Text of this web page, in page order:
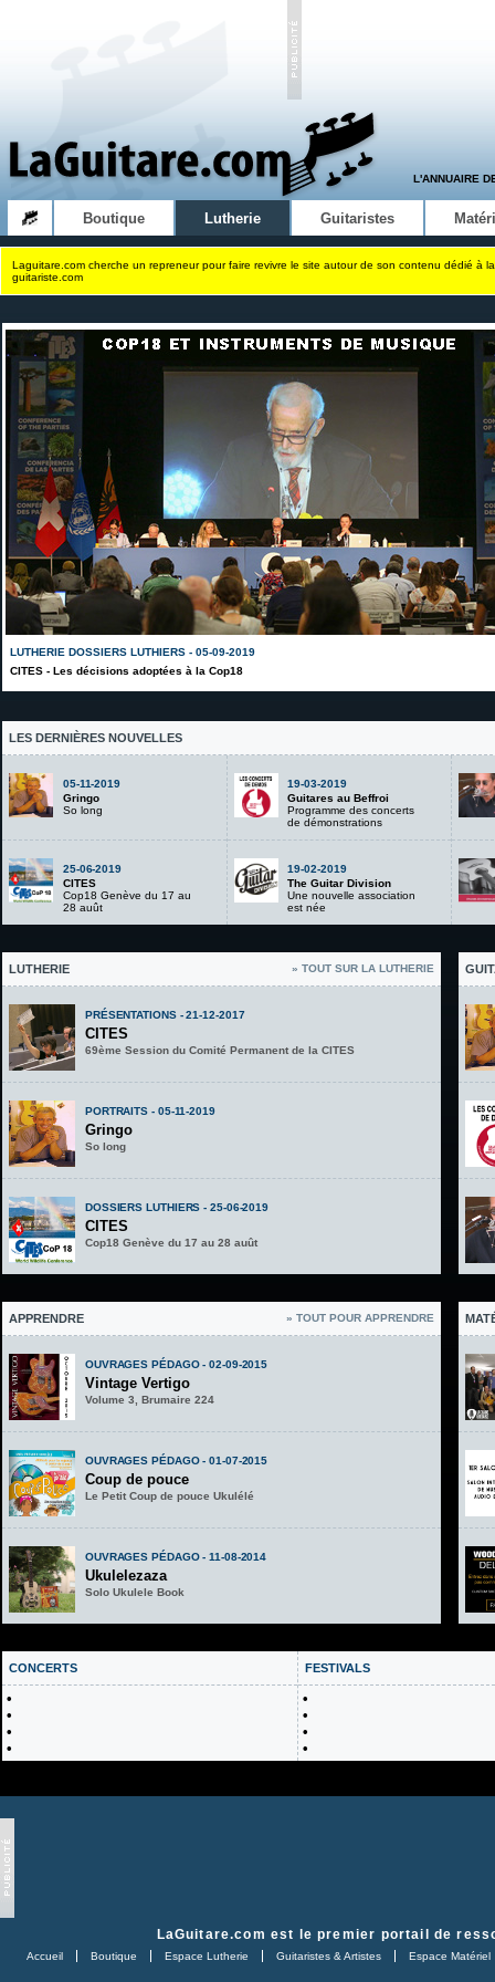
L'ANNUAIRE
Boutique Lutherie Guitaristes
Laguitare.com cherche un repreneur pour faire revivre le site autour de son contenu dédié à
guitariste.com
LUTHERIE DOSSIERS LUTHIERS - 05-09-2019
CITES - Les décisions adoptées à la Cop18
LES DERNIÈRES NOUVELLES
05-11-2019
Gringo
So long
25-06-2019
CITES
Cop18 Genève du 17 au
28 auût
19-03-2019
Guitares au Beffroi
Programme des concerts
de démonstrations
19-02-2019
The Guitar Division
Une nouvelle association
est née
LUTHERIE » TOUT SUR LA LUTHERIE
PRÉSENTATIONS - 21-12-2017
CITES
69ème Session du Comité Permanent de la CITES
PORTRAITS - 05-11-2019
Gringo
So long
DOSSIERS LUTHIERS - 25-06-2019
CITES
Cop18 Genève du 17 au 28 auût
APPRENDRE » TOUT POUR APPRENDRE
OUVRAGES PÉDAGO - 02-09-2015
Vintage Vertigo
Volume 3, Brumaire 224
OUVRAGES PÉDAGO - 01-07-2015
Coup de pouce
Le Petit Coup de pouce Ukulélé
OUVRAGES PÉDAGO - 11-08-2014
Ukulelezaza
Solo Ukulele Book
CONCERTS
•
•
•
•
FESTIVALS
•
•
•
•
LaGuitare.com est le premier portail de
Accueil Boutique Espace Lutherie Guitaristes & Artistes Espace Matériel